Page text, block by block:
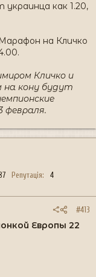
как 1.20,
на Кличко
Кличко и
кону будут
Репутація
4
#413
Европы 22